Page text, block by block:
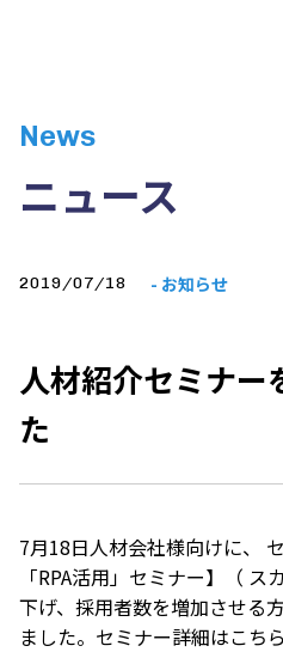
News
ニュース
2019/07/18 - お知らせ
人材紹介セミナー
た
7月18日人材会社様向けに、
「RPA活用」セミナー】（
下げ、採用者数を増加させる
ました。セミナー詳細はこちら